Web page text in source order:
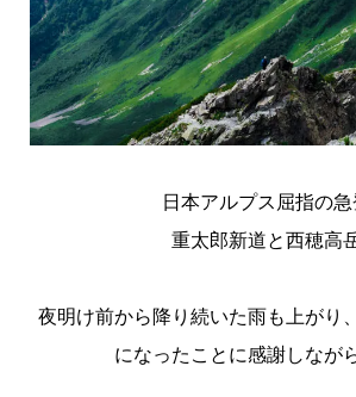
日本アルプス屈指の急
重太郎新道と西穂高
夜明け前から降り続いた雨も上がり
になったことに感謝しなが